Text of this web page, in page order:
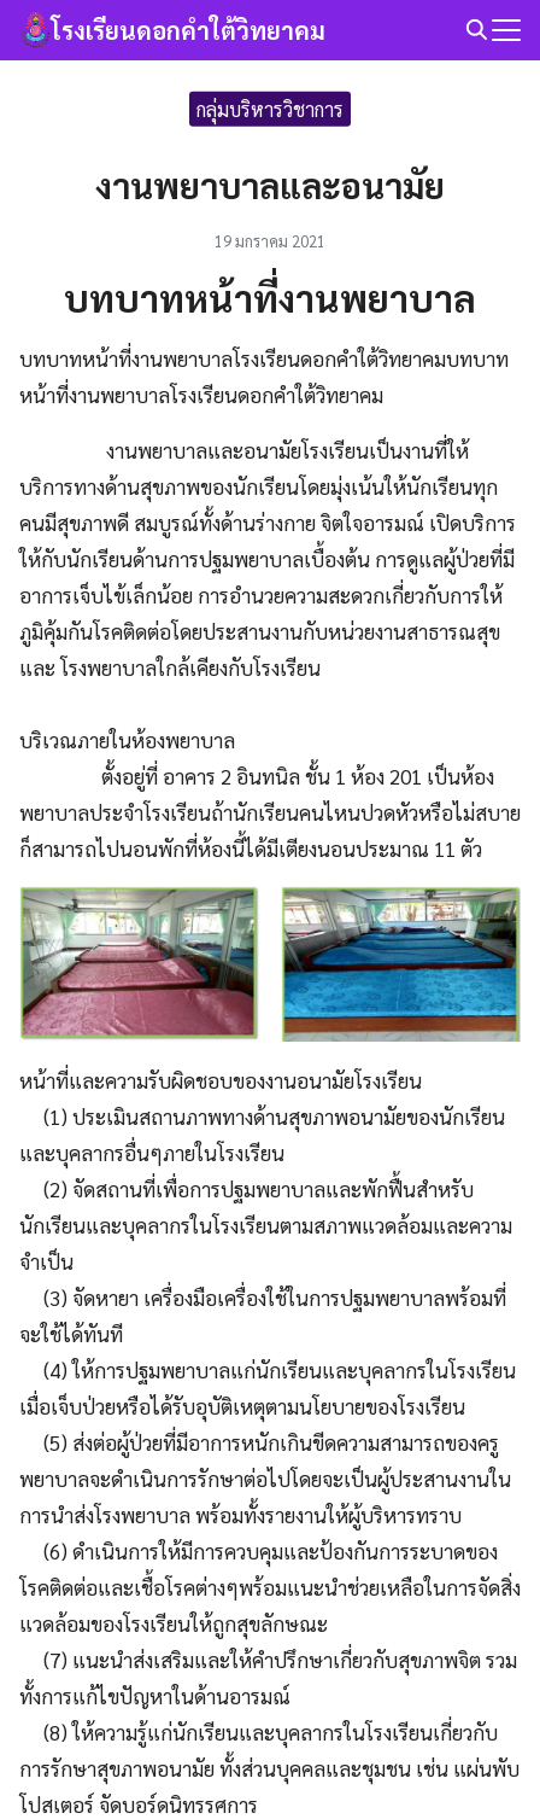
Skip
โรงเรียนดอกคำใต้วิทยาคม
กลุ่มบริหารวิชาการ
งานพยาบาลและอนามัย
19 มกราคม 2021
บทบาทหน้าที่งานพยาบาล
บทบาทหน้าที่งานพยาบาลโรงเรียนดอกคำใต้วิทยาคมบทบาท
หน้าที่งานพยาบาลโรงเรียนดอกคำใต้วิทยาคม
งานพยาบาลและอนามัยโรงเรียนเป็นงานที่ให้
บริการทางด้านสุขภาพของนักเรียนโดยมุ่งเน้นให้นักเรียนทุก
คนมีสุขภาพดี สมบูรณ์ทั้งด้านร่างกาย จิตใจอารมณ์ เปิดบริการ
ให้กับนักเรียนด้านการปฐมพยาบาลเบื้องต้น การดูแลผู้ป่วยที่มี
อาการเจ็บไข้เล็กน้อย การอำนวยความสะดวกเกี่ยวกับการให้
ภูมิคุ้มกันโรคติดต่อโดยประสานงานกับหน่วยงานสาธารณสุข
และ โรงพยาบาลใกล้เคียงกับโรงเรียน
บริเวณภายในห้องพยาบาล
ตั้งอยู่ที่ อาคาร 2 อินทนิล ชั้น 1 ห้อง 201 เป็นห้อง
พยาบาลประจำโรงเรียนถ้านักเรียนคนไหนปวดหัวหรือไม่สบาย
ก็สามารถไปนอนพักที่ห้องนี้ได้มีเตียงนอนประมาณ 11 ตัว
หน้าที่และความรับผิดชอบของงานอนามัยโรงเรียน
(1) ประเมินสถานภาพทางด้านสุขภาพอนามัยของนักเรียน
และบุคลากรอื่นๆภายในโรงเรียน
(2) จัดสถานที่เพื่อการปฐมพยาบาลและพักฟื้นสำหรับ
นักเรียนและบุคลากรในโรงเรียนตามสภาพแวดล้อมและความ
จำเป็น
(3) จัดหายา เครื่องมือเครื่องใช้ในการปฐมพยาบาลพร้อมที่
จะใช้ได้ทันที
(4) ให้การปฐมพยาบาลแก่นักเรียนและบุคลากรในโรงเรียน
เมื่อเจ็บป่วยหรือได้รับอุบัติเหตุตามนโยบายของโรงเรียน
(5) ส่งต่อผู้ป่วยที่มีอาการหนักเกินขีดความสามารถของครู
พยาบาลจะดำเนินการรักษาต่อไปโดยจะเป็นผู้ประสานงานใน
การนำส่งโรงพยาบาล พร้อมทั้งรายงานให้ผู้บริหารทราบ
(6) ดำเนินการให้มีการควบคุมและป้องกันการระบาดของ
โรคติดต่อและเชื้อโรคต่างๆพร้อมแนะนำช่วยเหลือในการจัดสิ่ง
แวดล้อมของโรงเรียนให้ถูกสุขลักษณะ
(7) แนะนำส่งเสริมและให้คำปรึกษาเกี่ยวกับสุขภาพจิต รวม
ทั้งการแก้ไขปัญหาในด้านอารมณ์
(8) ให้ความรู้แก่นักเรียนและบุคลากรในโรงเรียนเกี่ยวกับ
การรักษาสุขภาพอนามัย ทั้งส่วนบุคคลและชุมชน เช่น แผ่นพับ
โปสเตอร์ จัดบอร์ดนิทรรศการ